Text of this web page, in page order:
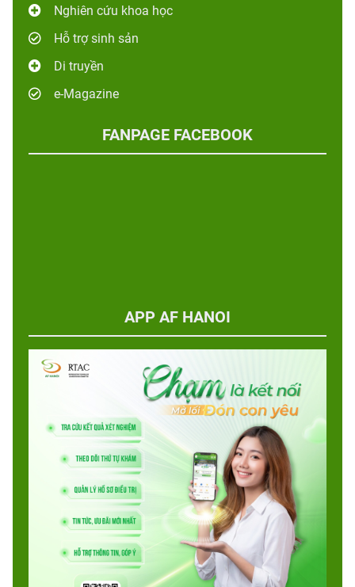
Nghiên cứu khoa học
Hỗ trợ sinh sản
Di truyền
e-Magazine
FANPAGE FACEBOOK
APP AF HANOI